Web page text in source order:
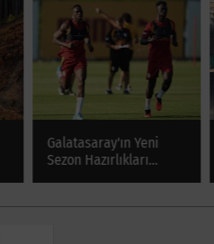
Galatasaray'ın Yeni
Sezon Hazırlıkları